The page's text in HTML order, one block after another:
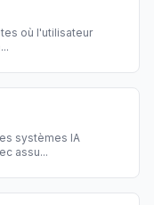
où l'utilisateur
...
systèmes IA
assu...